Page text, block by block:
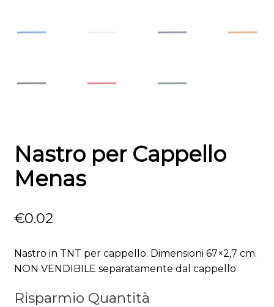
Nastro per Cappello
Menas
€0.02
Nastro in TNT per cappello. Dimensioni 67×2,7 cm.
NON VENDIBILE separatamente dal cappello
Risparmio Quantità